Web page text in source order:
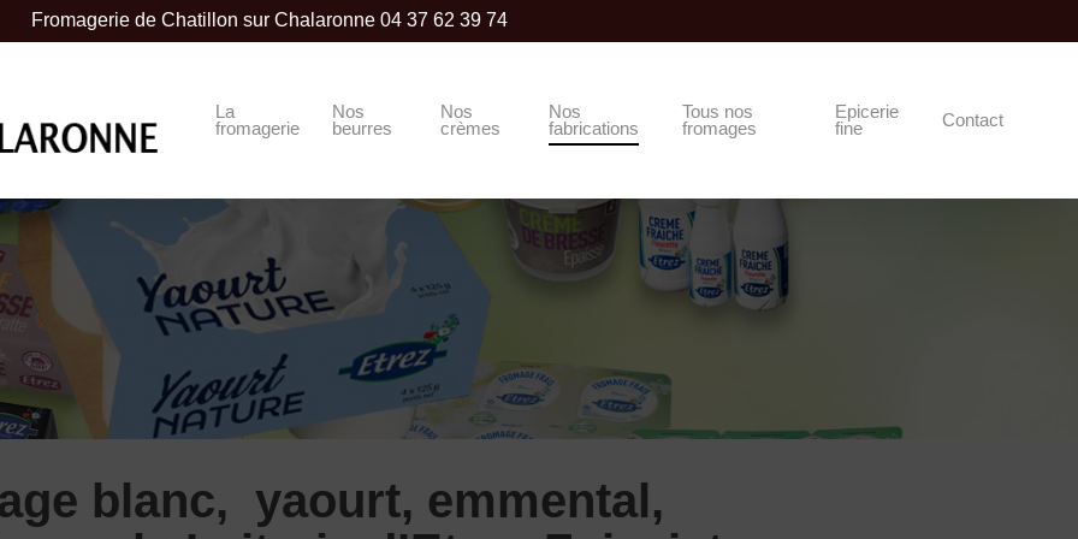
Fromagerie de Chatillon sur Chalaronne 04 37 62 39 74
La
fromagerie
Nos
beurres
Nos
crèmes
Nos
fabrications
Tous nos
fromages
Epicerie
fine
Contact
blanc, yaourt, emmental,